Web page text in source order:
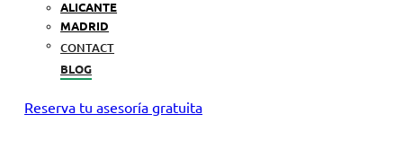
ALICANTE
MADRID
CONTACT
BLOG
Reserva tu asesoría gratuita